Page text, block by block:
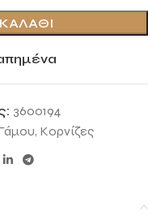
3600194
, Κορνίζες